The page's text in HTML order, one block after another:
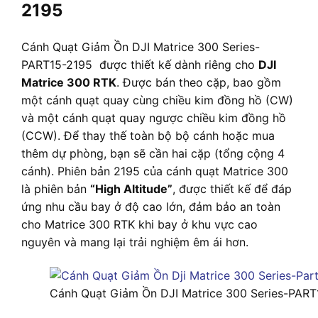
2195
Cánh Quạt Giảm Ồn DJI Matrice 300 Series-
PART15-2195 được thiết kế dành riêng cho DJI
Matrice 300 RTK. Được bán theo cặp, bao gồm
một cánh quạt quay cùng chiều kim đồng hồ (CW)
và một cánh quạt quay ngược chiều kim đồng hồ
(CCW). Để thay thế toàn bộ bộ cánh hoặc mua
thêm dự phòng, bạn sẽ cần hai cặp (tổng cộng 4
cánh). Phiên bản 2195 của cánh quạt Matrice 300
là phiên bản “High Altitude”, được thiết kế để đáp
ứng nhu cầu bay ở độ cao lớn, đảm bảo an toàn
cho Matrice 300 RTK khi bay ở khu vực cao
nguyên và mang lại trải nghiệm êm ái hơn.
Cánh Quạt Giảm Ồn DJI Matrice 300 Series-